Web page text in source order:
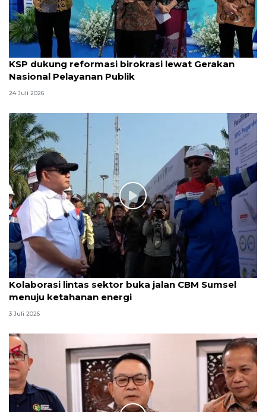
KSP dukung reformasi birokrasi lewat Gerakan
Nasional Pelayanan Publik
24 Juli 2026
Kolaborasi lintas sektor buka jalan CBM Sumsel
menuju ketahanan energi
3 Juli 2026